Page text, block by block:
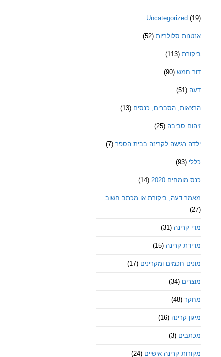
Uncategorized (19)
אנטנות סלולריות (52)
ביקורת (113)
דור חמש (90)
דעה (51)
הרצאות, הסברים, כנסים (13)
זיהום סביבה (25)
ילדה רגישה לקרינה בבית הספר (7)
כללי (93)
כנס מומחים 2020 (14)
מאמר דעה, ביקורת או מכתב חשוב
(27)
מדי קרינה (31)
מדידת קרינה (15)
מונים חכמים ומקרינים (17)
מוצרים (34)
מחקר (48)
מיגון קרינה (16)
מכתבים (3)
מקורות קרינה אישיים (24)